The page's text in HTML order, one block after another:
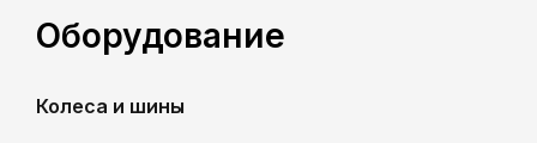
Оборудование
Колеса и шины